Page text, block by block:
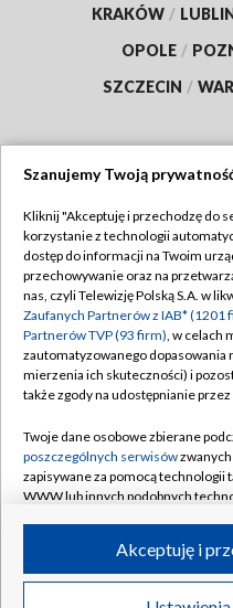
KRAKÓW /
OPOLE /
SZCZECIN /
Abonament TVP
Emisja w TVP
Centrum informacji TVP
Naziemna Telewizja
Rada Programowa
System NOS
Informacje o nadawcy
Program dla prasy
©2026 Telewizja
Szanujemy Twoją
Kliknij "Akceptuję i przechodzę do
korzystanie z technologii
dostęp do informacji na Twoim
przechowywanie oraz na
nas, czyli Telewizję Polską S.A. w
Zaufanych Partnerów z IAB* (1201
Partnerów TVP (93 firm), w celach
zautomatyzowanego
mierzenia ich skuteczności) i
także zgody na udostępnianie
Twoje dane osobowe zbierane
poszczególnych serwisów
zapisywane za pomocą technologii
WWW lub innych podobnych
ruchu w Internecie.
Twoje dane osobowe zbierane
Akceptuję i